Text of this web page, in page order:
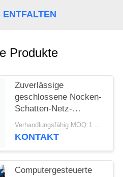
ENTFALTEN
Produkte
Zuverlässige
geschlossene Nocken-
Schatten-Netz-
Produktionsmaschine-
einzelne Nadel-
Verhandlungsfähig MOQ:1 Satz
KONTAKT
Computergesteuerte